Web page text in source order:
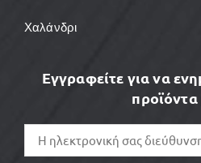
Χαλάνδρι
Εγγραφείτε για να
προϊόντα